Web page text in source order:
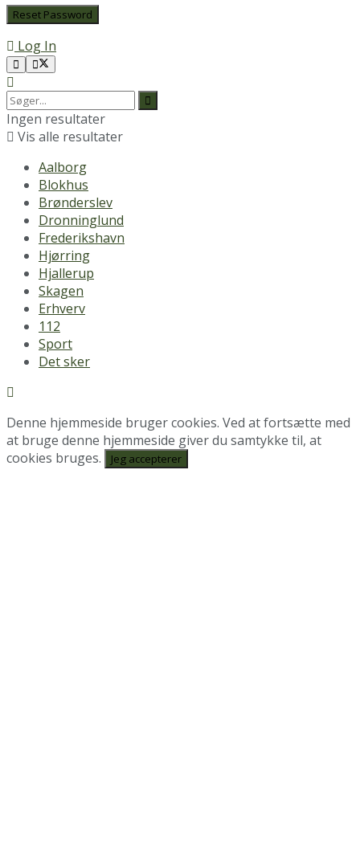
Log In
Ingen resultater
Vis alle resultater
Aalborg
Blokhus
Brønderslev
Dronninglund
Frederikshavn
Hjørring
Hjallerup
Skagen
Erhverv
112
Sport
Det sker
Denne hjemmeside bruger cookies. Ved at fortsætte med
at bruge denne hjemmeside giver du samtykke til, at
cookies bruges.
Jeg accepterer